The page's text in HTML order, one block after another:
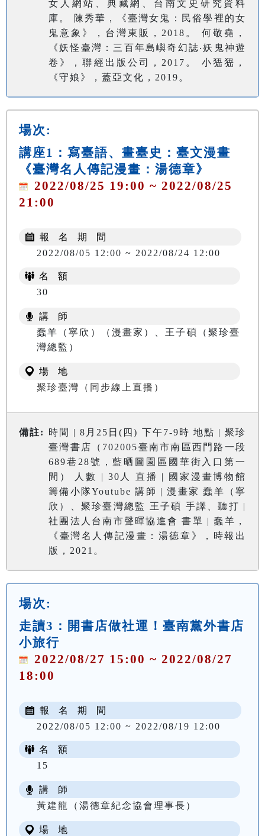
女人網站、典藏網、台南文史研究資料
庫。 陳秀華，《臺灣女鬼：民俗學裡的女
鬼意象》，台灣東販，2018。 何敬堯，
《妖怪臺灣：三百年島嶼奇幻誌‧妖鬼神遊
卷》，聯經出版公司，2017。 小峱峱，
《守娘》，蓋亞文化，2019。
場次:
講座1：寫臺語、畫臺史：臺文漫畫
《臺灣名人傳記漫畫：湯德章》
2022/08/25 19:00 ~ 2022/08/25
21:00
報 名 期 間
2022/08/05 12:00 ~ 2022/08/24 12:00
名 額
30
講 師
蠢羊（寧欣）（漫畫家）、王子碩（聚珍臺
灣總監）
場 地
聚珍臺灣（同步線上直播）
備註:
時間 | 8月25日(四) 下午7-9時 地點 | 聚珍
臺灣書店（702005臺南市南區西門路一段
689巷28號，藍晒圖園區國華街入口第一
間） 人數 | 30人 直播 | 國家漫畫博物館
籌備小隊Youtube 講師 | 漫畫家 蠢羊（寧
欣）、聚珍臺灣總監 王子碩 手譯、聽打 |
社團法人台南市聲暉協進會 書單 | 蠢羊，
《臺灣名人傳記漫畫：湯德章》，時報出
版，2021。
場次:
走讀3：開書店做社運！臺南黨外書店
小旅行
2022/08/27 15:00 ~ 2022/08/27
18:00
報 名 期 間
2022/08/05 12:00 ~ 2022/08/19 12:00
名 額
15
講 師
黃建龍（湯德章紀念協會理事長）
場 地